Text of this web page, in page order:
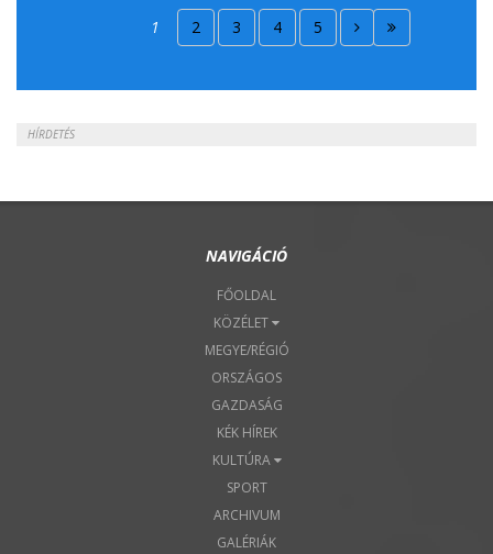
2018. Április 15.
1 2 3 4 5
HÍRDETÉS
NAVIGÁCIÓ
FŐOLDAL
KÖZÉLET
MEGYE/RÉGIÓ
ORSZÁGOS
GAZDASÁG
KÉK HÍREK
KULTÚRA
SPORT
ARCHIVUM
GALÉRIÁK